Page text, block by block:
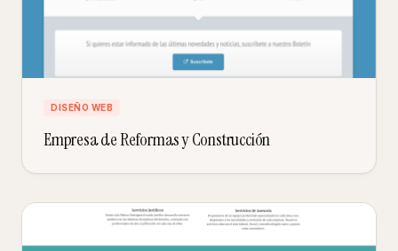
DISEÑO WEB
Empresa de Reformas y Construcción